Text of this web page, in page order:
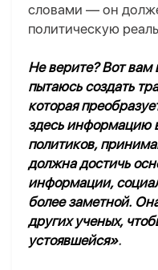
словами — он
политическую
Не верите? Вот вам
пытаюсь создать
которая
здесь информацию
политиков,
должна достичь
информации,
более заметной.
других ученых,
устоявшейся».